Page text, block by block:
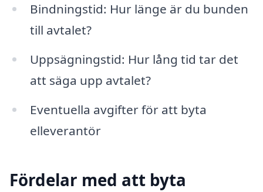
Bindningstid: Hur länge är du bunden
till avtalet?
Uppsägningstid: Hur lång tid tar det
att säga upp avtalet?
Eventuella avgifter för att byta
elleverantör
Fördelar med att byta